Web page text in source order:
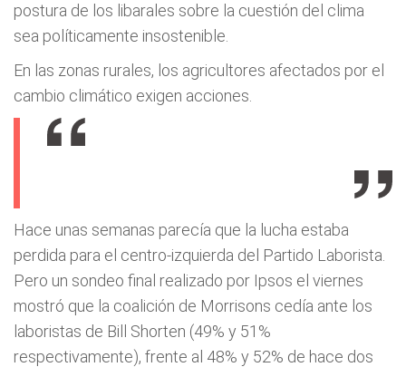
postura de los libarales sobre la cuestión del clima
sea políticamente insostenible.
En las zonas rurales, los agricultores afectados por el
cambio climático exigen acciones.
Hace unas semanas parecía que la lucha estaba
perdida para el centro-izquierda del Partido Laborista.
Pero un sondeo final realizado por Ipsos el viernes
mostró que la coalición de Morrisons cedía ante los
laboristas de Bill Shorten (49% y 51%
respectivamente), frente al 48% y 52% de hace dos